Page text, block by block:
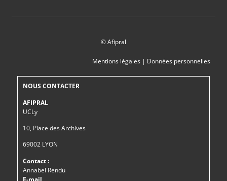
© Afipral
Mentions légales| Données personnelles
NOUS CONTACTER
AFIPRAL
UCLy
10, Place des Archives
69002 LYON
Contact :
Annabel Rendu
E-mail